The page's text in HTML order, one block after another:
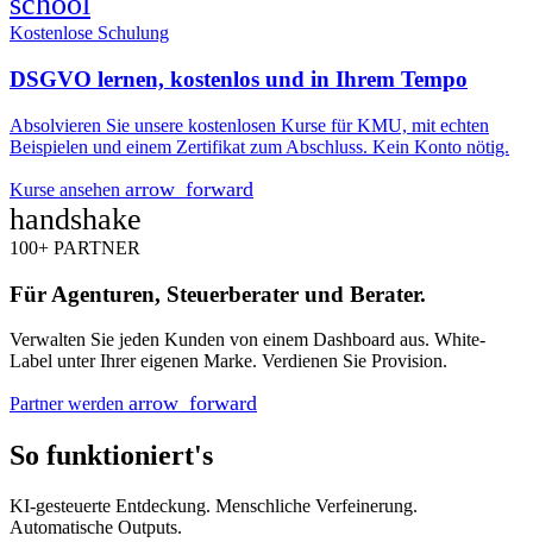
Kostenlose Schulung
DSGVO lernen, kostenlos und in Ihrem Tempo
Absolvieren Sie unsere kostenlosen Kurse für KMU, mit echten
Beispielen und einem Zertifikat zum Abschluss. Kein Konto nötig.
Kurse ansehen arrow_forward
handshake
100+ PARTNER
Für Agenturen, Steuerberater und Berater.
Verwalten Sie jeden Kunden von einem Dashboard aus. White-
Label unter Ihrer eigenen Marke. Verdienen Sie Provision.
Partner werden arrow_forward
So funktioniert's
KI-gesteuerte Entdeckung. Menschliche Verfeinerung.
Automatische Outputs.